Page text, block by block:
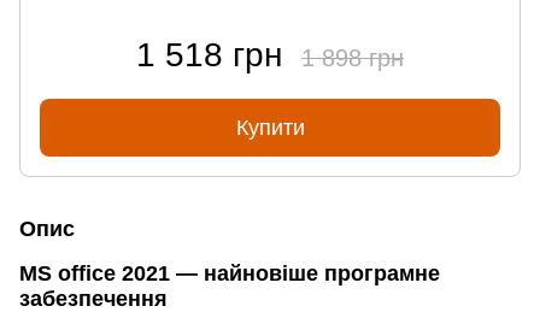
1 518 грн 1 898 грн
Купити
Опис
MS office 2021 — найновіше програмне
забезпечення